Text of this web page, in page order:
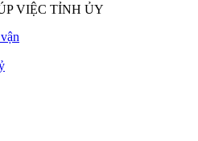
VIỆC TỈNH ỦY